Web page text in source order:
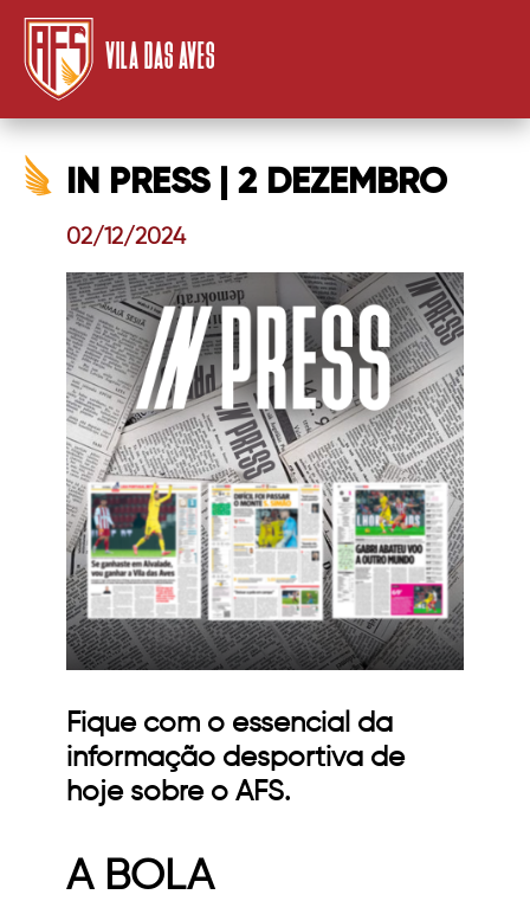
VILA DAS AVES
IN PRESS | 2 DEZEMBRO
02/12/2024
Fique com o essencial da
informação desportiva de
hoje sobre o AFS.
A BOLA